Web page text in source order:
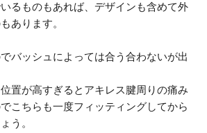
るものもあれば、デザインも含めて外
あります。
バッシュによっては合う合わないが出
置が高すぎるとアキレス腱周りの痛み
こちらも一度フィッティングしてから
う。